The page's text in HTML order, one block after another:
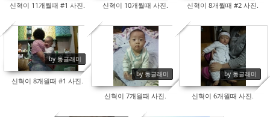
신혁이 11개월때 #1 사진. 신혁이 10개월때 사진. 신혁이 8개월때 #2 사진.
by 동글래미
8030
신혁이 8개월때 #1 사진.
by 동글래미
7074
신혁이 7개월때 사진.
by 동글래미
6151
신혁이 6개월때 사진.